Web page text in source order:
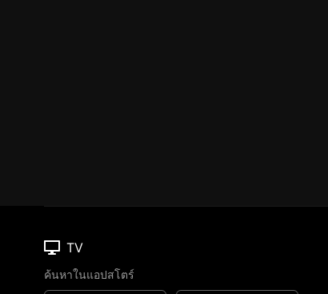
TV
ค้นหาในแอปสโตร์